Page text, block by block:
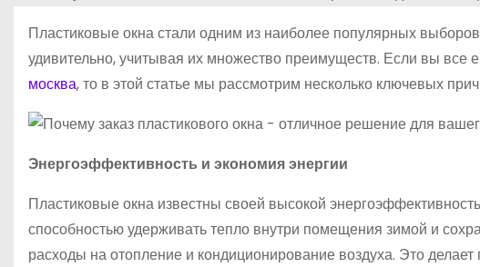
Пластиковые окна стали одним из наиболее популярных
удивительно, учитывая их множество преимуществ. Если вы все
москва, то в этой статье мы рассмотрим несколько ключевых
Энергоэффективность и экономия энергии
Пластиковые окна известны своей высокой
способностью удерживать тепло внутри помещения зимой и
расходы на отопление и кондиционирование воздуха. Это